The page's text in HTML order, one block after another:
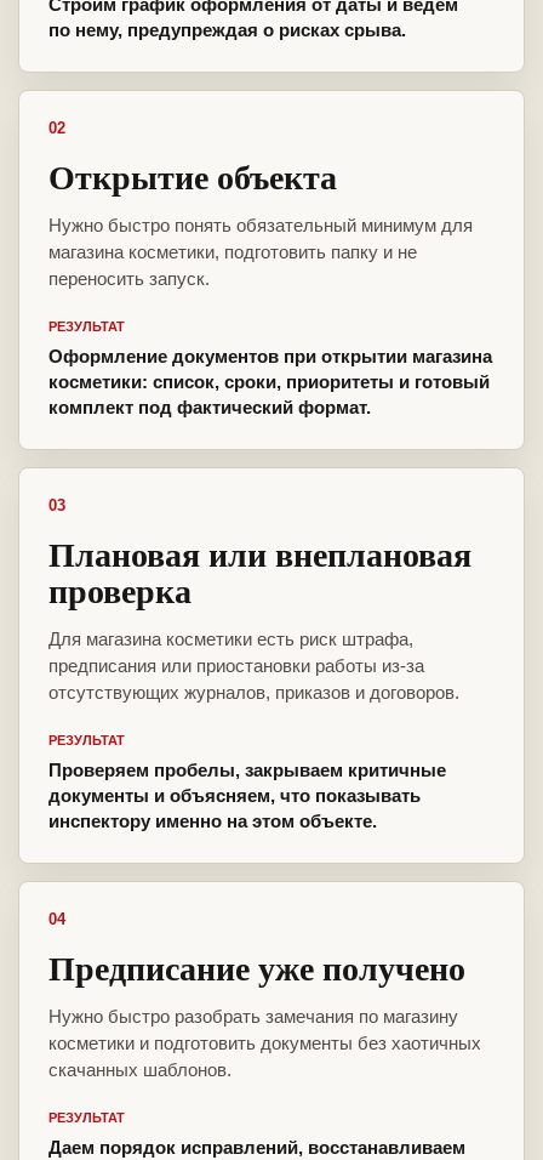
Строим график оформления от даты и ведём
по нему, предупреждая о рисках срыва.
02
Открытие объекта
Нужно быстро понять обязательный минимум для
магазина косметики, подготовить папку и не
переносить запуск.
РЕЗУЛЬТАТ
Оформление документов при открытии магазина
косметики: список, сроки, приоритеты и готовый
комплект под фактический формат.
03
Плановая или внеплановая
проверка
Для магазина косметики есть риск штрафа,
предписания или приостановки работы из-за
отсутствующих журналов, приказов и договоров.
РЕЗУЛЬТАТ
Проверяем пробелы, закрываем критичные
документы и объясняем, что показывать
инспектору именно на этом объекте.
04
Предписание уже получено
Нужно быстро разобрать замечания по магазину
косметики и подготовить документы без хаотичных
скачанных шаблонов.
РЕЗУЛЬТАТ
Даем порядок исправлений, восстанавливаем